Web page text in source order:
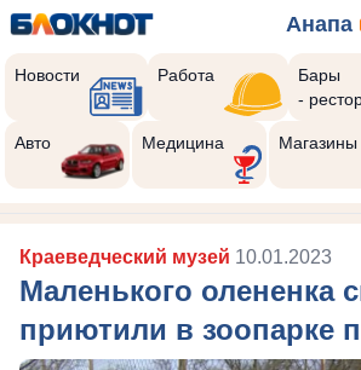
Анапа
Новости Работа
Бары
-
Авто Медицина Магазины
Краеведческий музей 10.01.2023
Маленького олененка
приютили в зоопарке